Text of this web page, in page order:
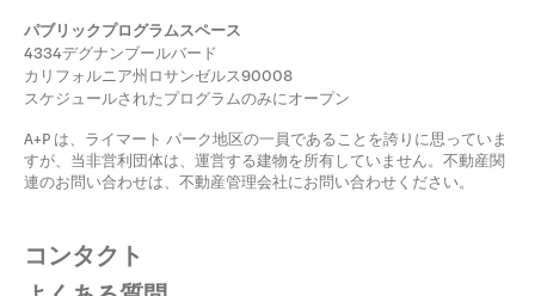
パブリックプログラムスペース
4334デグナンブールバード
カリフォルニア州ロサンゼルス90008
スケジュールされたプログラムのみにオープン
A+P は、ライマート パーク地区の一員であることを誇りに思っていま
すが、当非営利団体は、運営する建物を所有していません。不動産関
連のお問い合わせは、不動産管理会社にお問い合わせください。
コンタクト